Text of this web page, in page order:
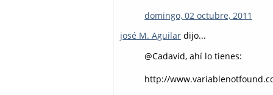
domingo, 02 octubre, 2011
josé M. Aguilar dijo...
@Cadavid, ahí lo tienes:
http://